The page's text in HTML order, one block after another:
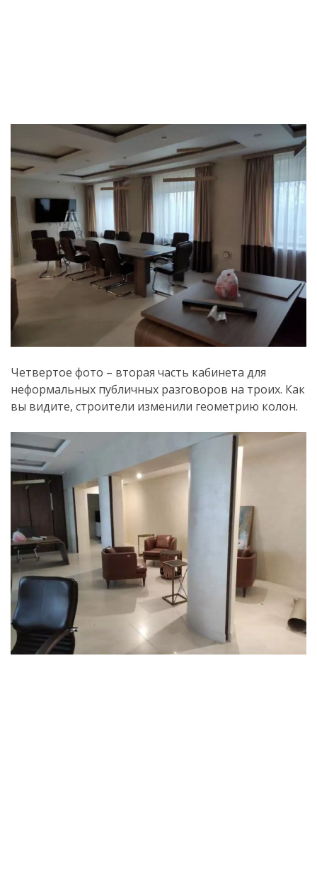
Четвертое фото – вторая часть кабинета для
неформальных публичных разговоров на троих. Как
вы видите, строители изменили геометрию колон.